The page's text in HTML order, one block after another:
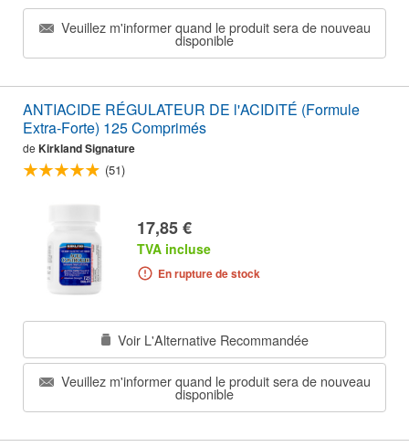
Veuillez m'informer quand le produit sera de nouveau
disponible
ANTIACIDE RÉGULATEUR DE l'ACIDITÉ (Formule
Extra-Forte) 125 Comprimés
de Kirkland Signature
(51)
17,85 €
TVA incluse
En rupture de stock
Voir L'Alternative Recommandée
Veuillez m'informer quand le produit sera de nouveau
disponible